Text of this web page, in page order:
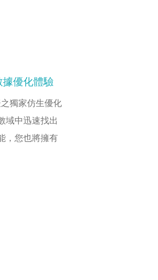
優化體驗
獨家仿生優化
域中迅速找出
，您也將擁有